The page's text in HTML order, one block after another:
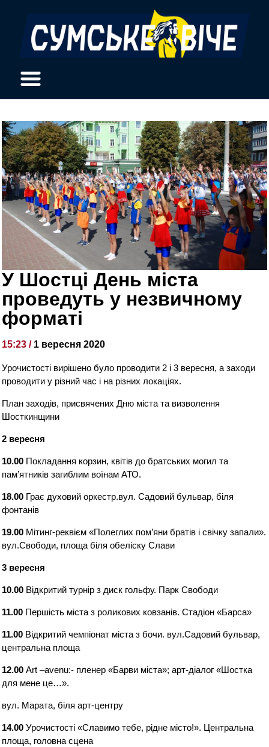
У Шостці День міста
проведуть у незвичному
форматі
15:23 / 1 вересня 2020
Урочистості вирішено було проводити 2 і 3 вересня, а заходи
проводити у різний час і на різних локаціях.
План заходів, присвячених Дню міста та визволення
Шосткинщини
2 вересня
10.00 Покладання корзин, квітів до братських могил та
пам’ятників загиблим воїнам АТО.
18.00 Грає духовий оркестр.вул. Садовий бульвар, біля
фонтанів
19.00 Мітинг-реквієм «Полеглих пом’яни братів і свічку запали».
вул.Свободи, площа біля обеліску Слави
3 вересня
10.00 Відкритий турнір з диск гольфу. Парк Свободи
11.00 Першість міста з роликових ковзанів. Стадіон «Барса»
11.00 Відкритий чемпіонат міста з бочи. вул.Садовий бульвар,
центральна площа
12.00 Art –avenu:- пленер «Барви міста»; арт-діалог «Шостка
для мене це…».
вул. Марата, біля арт-центру
14.00 Урочистості «Славимо тебе, рідне місто!». Центральна
площа, головна сцена